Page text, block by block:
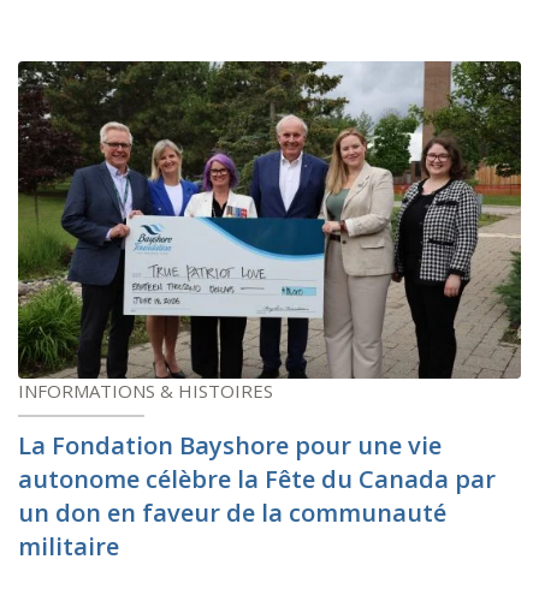
INFORMATIONS & HISTOIRES
La Fondation Bayshore pour une vie
autonome célèbre la Fête du Canada par
un don en faveur de la communauté
militaire